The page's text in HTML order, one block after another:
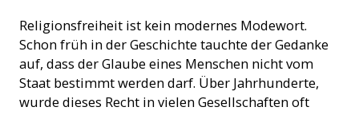
Religionsfreiheit ist kein modernes Modewort.
Schon früh in der Geschichte tauchte der Gedanke
auf, dass der Glaube eines Menschen nicht vom
Staat bestimmt werden darf. Über Jahrhunderte,
wurde dieses Recht in vielen Gesellschaften oft